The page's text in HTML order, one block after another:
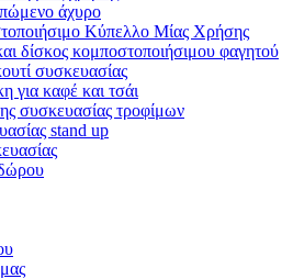
άχυρο
Κύπελλο Μίας Χρήσης
δίσκος κομποστοποιήσιμου φαγητού
συσκευασίας
για καφέ και τσάι
συσκευασίας τροφίμων
stand up